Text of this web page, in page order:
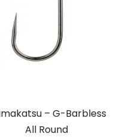
– G-Barbless
All Round